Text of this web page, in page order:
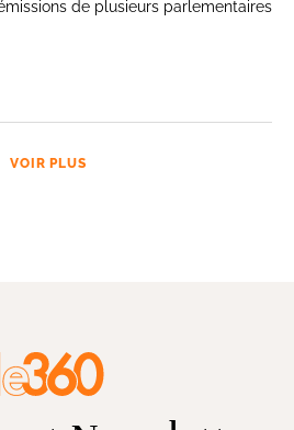
de plusieurs parlementaires
VOIR PLUS